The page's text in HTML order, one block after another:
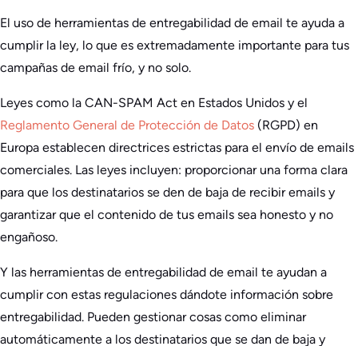
El uso de herramientas de entregabilidad de email te ayuda a
cumplir la ley, lo que es extremadamente importante para tus
campañas de email frío, y no solo.
Leyes como la CAN-SPAM Act en Estados Unidos y el
Reglamento General de Protección de Datos (RGPD) en
Europa establecen directrices estrictas para el envío de emails
comerciales. Las leyes incluyen: proporcionar una forma clara
para que los destinatarios se den de baja de recibir emails y
garantizar que el contenido de tus emails sea honesto y no
engañoso.
Y las herramientas de entregabilidad de email te ayudan a
cumplir con estas regulaciones dándote información sobre
entregabilidad. Pueden gestionar cosas como eliminar
automáticamente a los destinatarios que se dan de baja y